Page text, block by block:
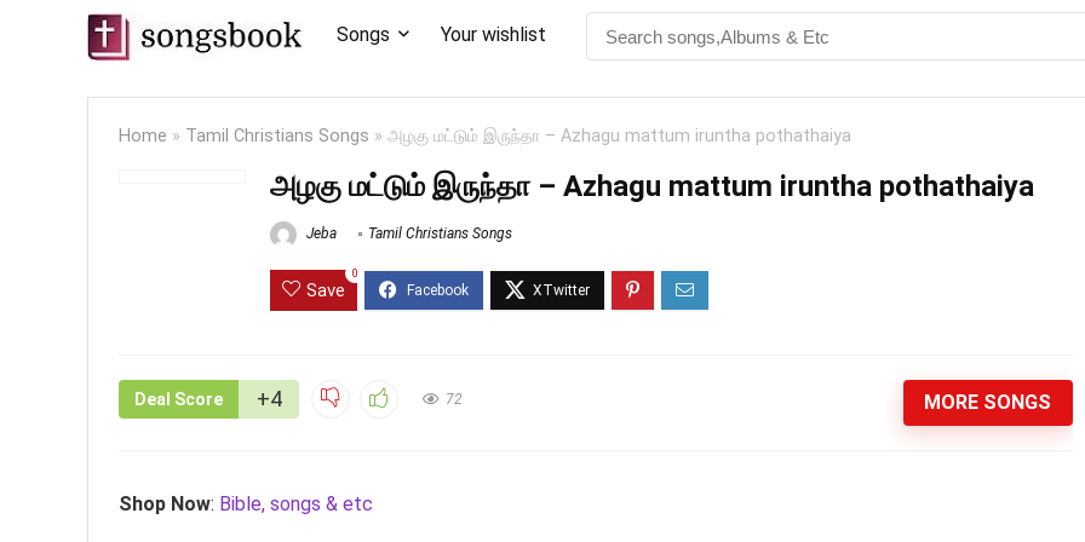
Songs Your wishlist
Home » Tamil Christians Songs » அழகு மட்டும் இருந்தா – Azhagu mattum iruntha pothathaiya
அழகு மட்டும் இருந்தா – Azhagu mattum iruntha pothathaiya
Jeba Tamil Christians Songs
Save
0
Deal Score +4 72 MORE SONGS
Shop Now: Bible, songs & etc